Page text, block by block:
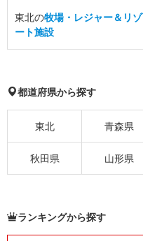
東北の牧場・レジャー＆リゾ
ート施設
都道府県から探す
東北 青森県
秋田県 山形県
ランキングから探す